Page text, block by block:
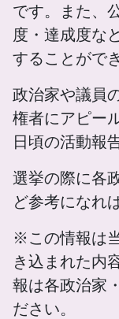
です。また、
度・達成度な
することがで
政治家や議員
権者にアピー
日頃の活動報
選挙の際に各
ど参考になれ
※この情報は
き込まれた内
報は各政治家
ださい。